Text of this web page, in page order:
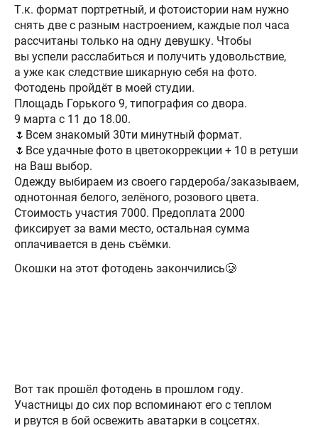
Т.к. формат портретный, и фотоистории нам нужно
снять две с разным настроением, каждые пол часа
рассчитаны только на одну девушку. Чтобы
вы успели расслабиться и получить удовольствие,
а уже как следствие шикарную себя на фото.
Фотодень пройдëт в моей студии.
Площадь Горького 9, типография со двора.
9 марта с 11 до 18.00.
🌷Всем знакомый 30ти минутный формат.
🌷Все удачные фото в цветокоррекции + 10 в ретуши
на Ваш выбор.
Одежду выбираем из своего гардероба/заказываем,
однотонная белого, зелёного, розового цвета.
Стоимость участия 7000. Предоплата 2000
фиксирует за вами место, остальная сумма
оплачивается в день съёмки.
Окошки на этот фотодень закончились🥲
Вот так прошёл фотодень в прошлом году.
Участницы до сих пор вспоминают его с теплом
и рвутся в бой освежить аватарки в соцсетях.